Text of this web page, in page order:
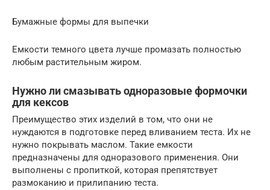
Бумажные формы для выпечки
Емкости темного цвета лучше промазать полностью
любым растительным жиром.
Нужно ли смазывать одноразовые формочки
для кексов
Преимущество этих изделий в том, что они не
нуждаются в подготовке перед вливанием теста. Их не
нужно покрывать маслом. Такие емкости
предназначены для одноразового применения. Они
выполнены с пропиткой, которая препятствует
размоканию и прилипанию теста.